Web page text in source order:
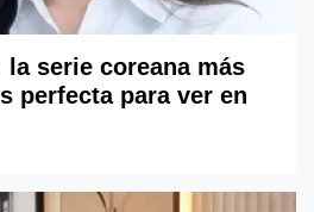
serie coreana más
perfecta para ver en